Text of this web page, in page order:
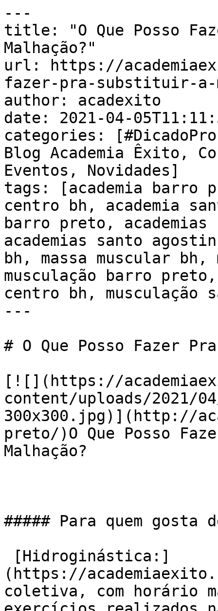
---
title: "O Que Posso
Malhação?"
url: https://
fazer-pra-substituir-a-
author: acadexito
date: 2021-04-
categories:
Blog Academia Êxito,
Eventos, Novidades]
tags: [academia barro
centro bh, academia
barro preto,
academias santo
bh, massa muscular
musculação barro
centro bh, musculação
---
# O Que Posso Fazer
[![](https://
content/uploads/2021/
300x300.jpg)](http://
preto/)O Que Posso
Malhação?
##### Para quem gosta
(https://
coletiva, com horário